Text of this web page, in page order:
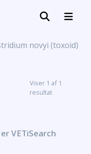
novyi (toxoid)
Viser 1 af 1
resultat
VETiSearch